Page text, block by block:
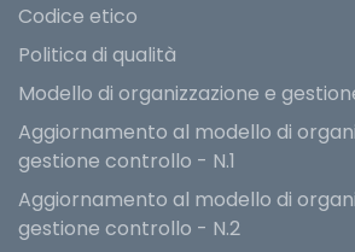
Codice etico
Politica di qualità
Modello di organizzazione e
Aggiornamento al modello di
gestione controllo - N.1
Aggiornamento al modello di
gestione controllo - N.2